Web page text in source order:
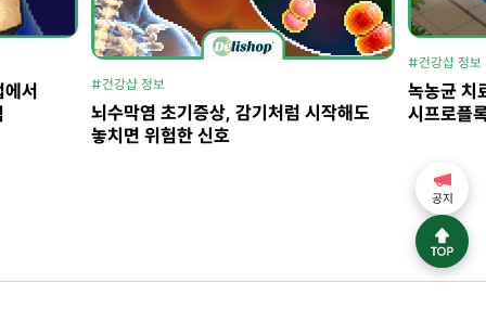
에서
#건강샵 정보
뇌수막염 초기증상, 감기처럼 시작해도
놓치면 위험한 신호
#건강샵 정보
녹농균 치
시프로플
공지